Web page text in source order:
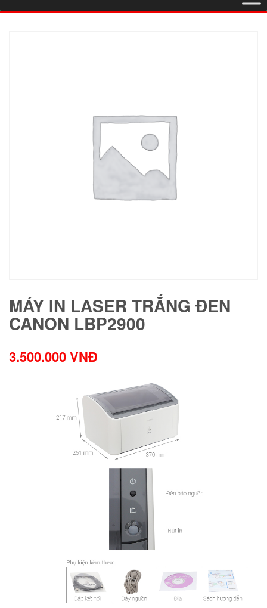
MÁY IN LASER TRẮNG ĐEN
CANON LBP2900
3.500.000VNĐ